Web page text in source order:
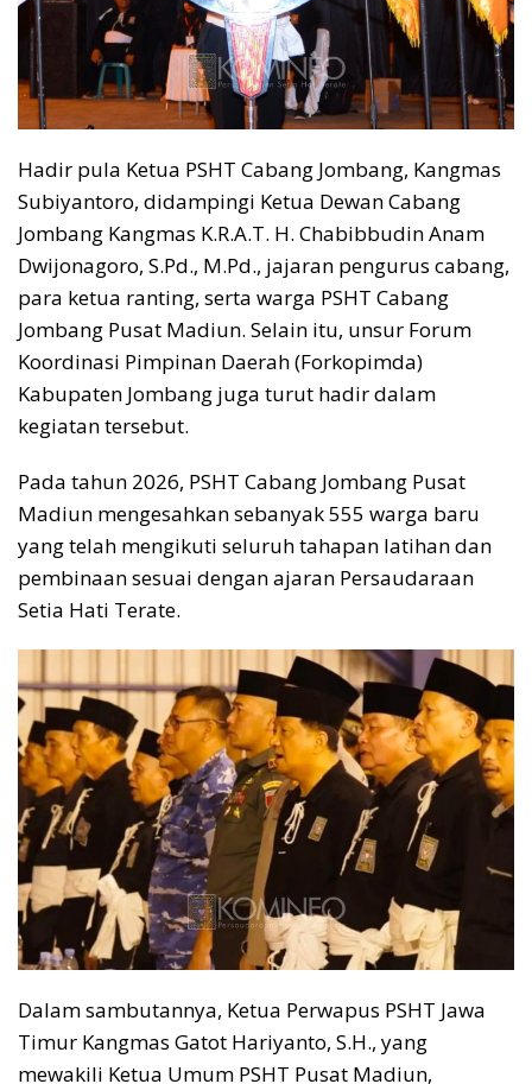
Hadir pula Ketua PSHT Cabang Jombang, Kangmas
Subiyantoro, didampingi Ketua Dewan Cabang
Jombang Kangmas K.R.A.T. H. Chabibbudin Anam
Dwijonagoro, S.Pd., M.Pd., jajaran pengurus cabang,
para ketua ranting, serta warga PSHT Cabang
Jombang Pusat Madiun. Selain itu, unsur Forum
Koordinasi Pimpinan Daerah (Forkopimda)
Kabupaten Jombang juga turut hadir dalam
kegiatan tersebut.
Pada tahun 2026, PSHT Cabang Jombang Pusat
Madiun mengesahkan sebanyak 555 warga baru
yang telah mengikuti seluruh tahapan latihan dan
pembinaan sesuai dengan ajaran Persaudaraan
Setia Hati Terate.
Dalam sambutannya, Ketua Perwapus PSHT Jawa
Timur Kangmas Gatot Hariyanto, S.H., yang
mewakili Ketua Umum PSHT Pusat Madiun,